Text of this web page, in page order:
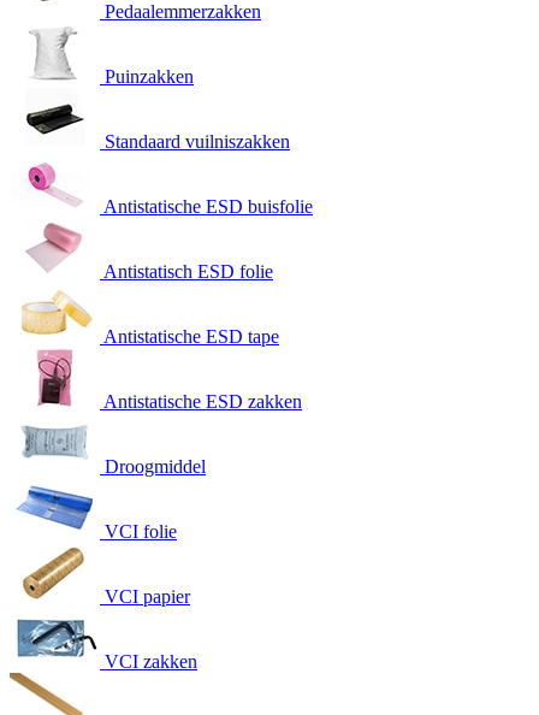
Pedaalemmerzakken
Puinzakken
Standaard vuilniszakken
Antistatische ESD buisfolie
Antistatisch ESD folie
Antistatische ESD tape
Antistatische ESD zakken
Droogmiddel
VCI folie
VCI papier
VCI zakken